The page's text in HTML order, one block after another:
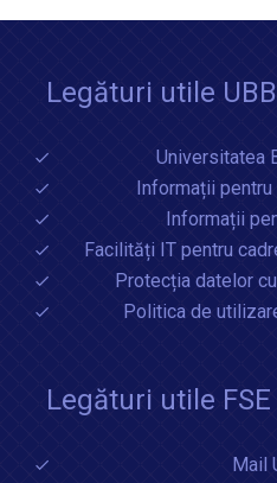
Legături utile UBB
Universitatea
Informații
Informații
Facilități IT pentru
Protecția datelor
Politica de
Legături utile FSE
Mail